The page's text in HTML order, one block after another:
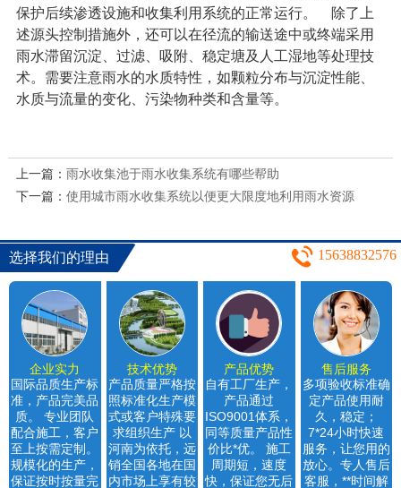
保护后续渗透设施和收集利用系统的正常运行。 除了上
述源头控制措施外，还可以在径流的输送途中或终端采用
雨水滞留沉淀、过滤、吸附、稳定塘及人工湿地等处理技
术。需要注意雨水的水质特性，如颗粒分布与沉淀性能、
水质与流量的变化、污染物种类和含量等。
上一篇： 雨水收集池于雨水收集系统有哪些帮助
下一篇： 使用城市雨水收集系统以便更大限度地利用雨水资源
选择我们的理由 15638832576
企业实力
国际品质生产标
准，产品完美品
质。 专业团队
配合施工，客户
至上按需定制。
规模化的生产，
保证按时按量完
技术优势
产品质量严格按
照标准化生产模
式或客户特殊要
求组织生产 以
河南为依托，远
销全国各地在国
内市场上享有较
产品优势
自有工厂生产，
产品通过
ISO9001体系，
同等质量产品性
价比*优。 施工
周期短，速度
快，保证您无后
售后服务
多项验收标准确
定产品使用耐
久，稳定；
7*24小时快速
服务，让您用的
放心。专人售后
客服，**时间解